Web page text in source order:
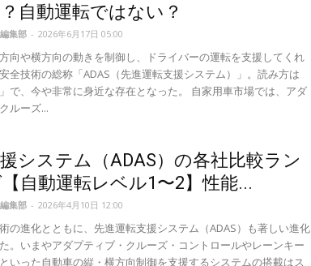
自動運転ではない？
集部 - 2026年6月17日 05:00
向や横方向の動きを制御し、ドライバーの運転を支援してくれ
全技術の総称「ADAS（先進運転支援システム）」。読み方は
」で、今や非常に身近な存在となった。 自家用車市場では、アダ
ルーズ...
システム（ADAS）の各社比較ラン
自動運転レベル1〜2】性能...
集部 - 2026年4月10日 12:00
の進化とともに、先進運転支援システム（ADAS）も著しい進化
。いまやアダプティブ・クルーズ・コントロールやレーンキー
いった自動車の縦・横方向制御を支援するシステムの搭載はス